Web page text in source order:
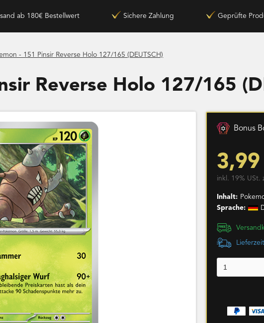
ab 180€ Bestellwert Sichere Zahlung Geprüfte
- 151 Pinsir Reverse Holo 127/165 (DEUTSCH)
Reverse Holo 127/165
Bonus
3,99
inkl. 19% USt.
Inhalt:
Sprache: